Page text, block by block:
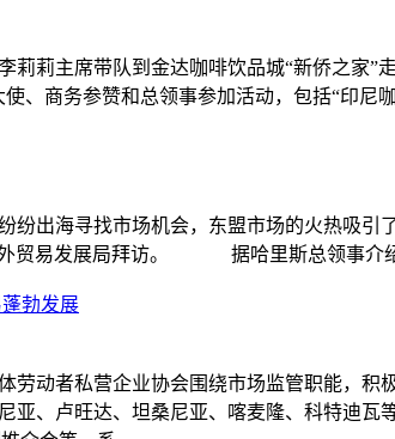
莉莉主席带队到金达咖啡饮品城“新侨之
、商务参赞和总领事参加活动，包括“印尼
纷出海寻找市场机会，东盟市场的火热吸
贸易发展局拜访。 据哈里斯总领事介绍
勃发展
劳动者私营企业协会围绕市场监管职能，
亚、卢旺达、坦桑尼亚、喀麦隆、科特迪